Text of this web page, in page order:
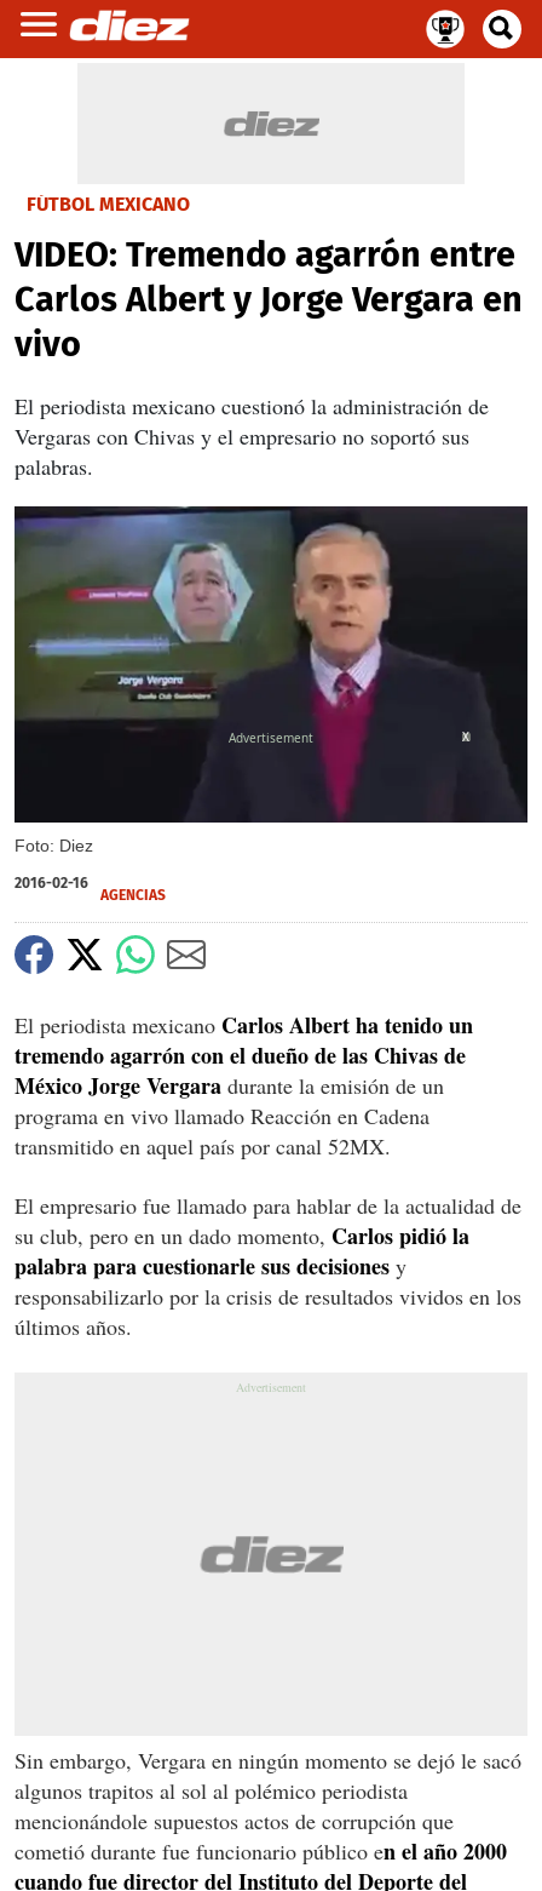
FÚTBOL MEXICANO
VIDEO: Tremendo agarrón entre
Carlos Albert y Jorge Vergara en
vivo
El periodista mexicano cuestionó la administración de
Vergaras con Chivas y el empresario no soportó sus
palabras.
Foto: Diez
X
2016-02-16
AGENCIAS
El periodista mexicano Carlos Albert ha tenido un
tremendo agarrón con el dueño de las Chivas de
México Jorge Vergara durante la emisión de un
programa en vivo llamado Reacción en Cadena
transmitido en aquel país por canal 52MX.
El empresario fue llamado para hablar de la actualidad de
su club, pero en un dado momento, Carlos pidió la
palabra para cuestionarle sus decisiones y
responsabilizarlo por la crisis de resultados vividos en los
últimos años.
Sin embargo, Vergara en ningún momento se dejó le sacó
algunos trapitos al sol al polémico periodista
mencionándole supuestos actos de corrupción que
cometió durante fue funcionario público en el año 2000
cuando fue director del Instituto del Deporte del